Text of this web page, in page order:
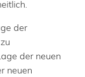
der
der neuen
neuen